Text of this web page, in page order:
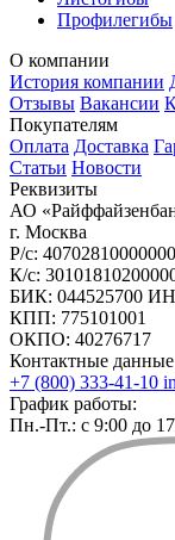
Профилегибы
О компании
История компании
Отзывы Вакансии
Покупателям
Оплата Доставка
Статьи Новости
Реквизиты
АО
г. Москва
Р/с:
К/с:
БИК: 044525700
КПП: 775101001
ОКПО: 40276717
Контактные данные
+7 (800) 333-41-10
График работы:
Пн.-Пт.: с 9:00 до